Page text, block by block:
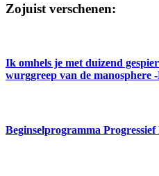
Zojuist verschenen:
Ik omhels je met duizend
wurggreep van de manosphere
Beginselprogramma